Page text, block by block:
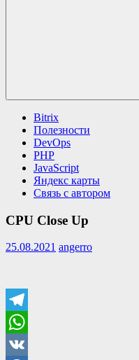
Bitrix
Полезности
DevOps
PHP
JavaScript
Яндекс карты
Связь с автором
CPU Close Up
25.08.2021 angerro
Telegram
WhatsApp